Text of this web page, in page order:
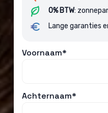
0% BTW:
Lange garanties
Voornaam*
Achternaam*